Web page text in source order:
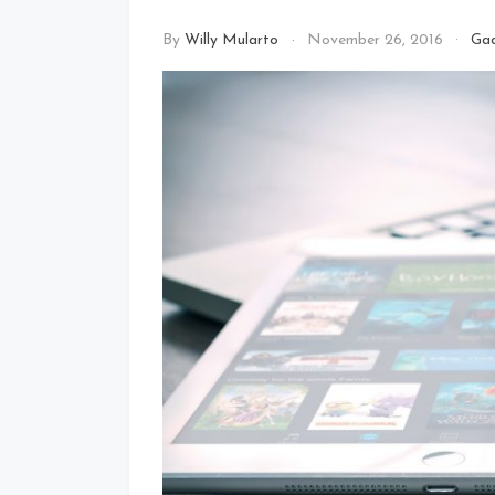
By Willy Mularto November 26, 2016